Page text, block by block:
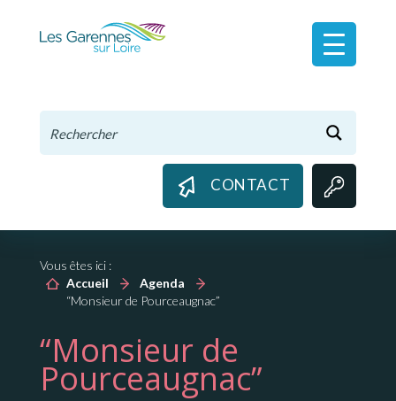
CONTACT
Vous êtes ici :
Accueil
Agenda
“Monsieur de Pourceaugnac”
“Monsieur de
Pourceaugnac”